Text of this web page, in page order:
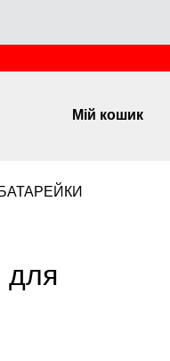
Мій кошик
БАТАРЕЙКИ
для